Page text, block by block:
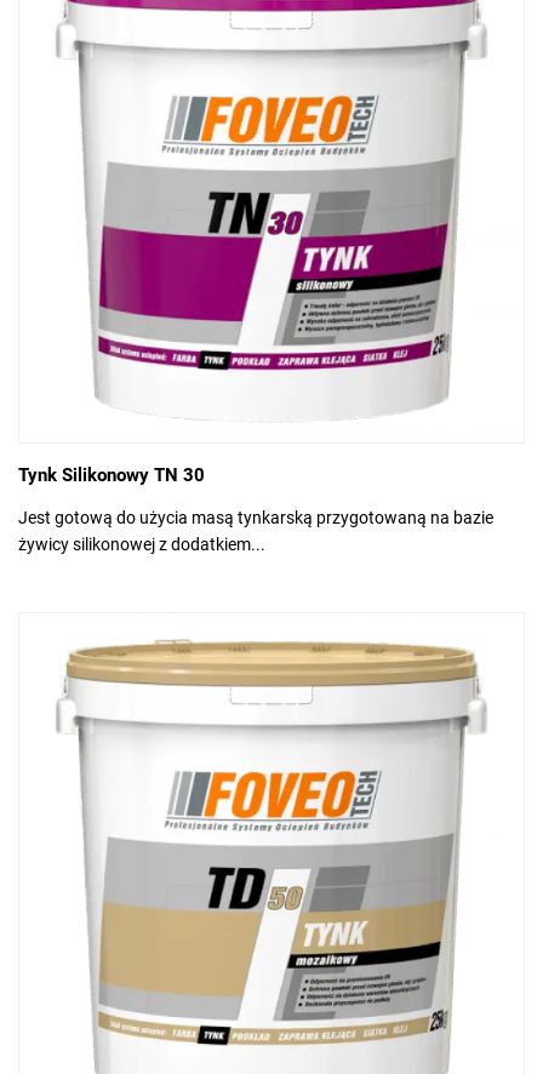
Tynk Silikonowy TN 30
Jest gotową do użycia masą tynkarską przygotowaną na bazie
żywicy silikonowej z dodatkiem...